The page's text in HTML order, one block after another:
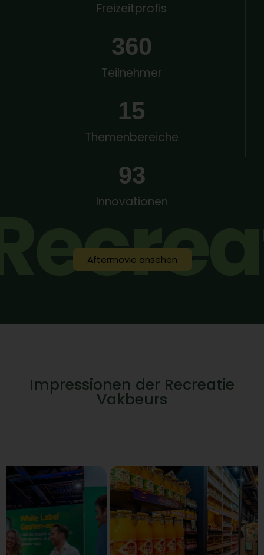
Freizeitprofis
Teilnehmer
360
Themenbereiche
15
Innovationen
93
Aftermovie ansehen
Impressionen der Recreatie
Vakbeurs